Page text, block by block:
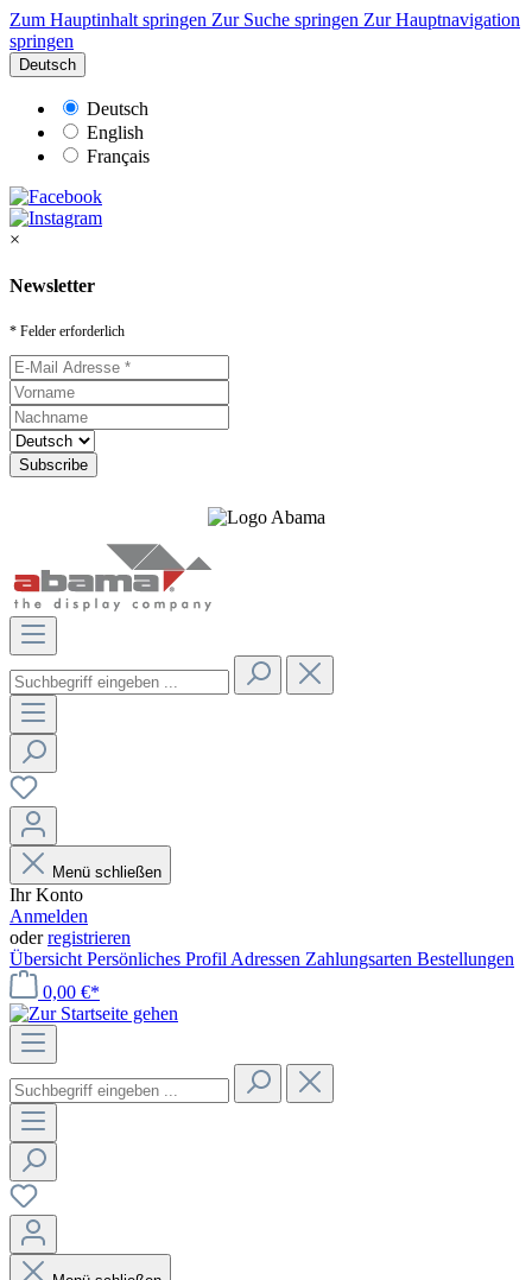
Zum Hauptinhalt springen Zur Suche springen Zur Hauptnavigation
springen
Deutsch
Deutsch
English
Français
×
Newsletter
* Felder erforderlich
Menü schließen
Ihr Konto
Anmelden
oderregistrieren
Übersicht Persönliches Profil Adressen Zahlungsarten Bestellungen
0,00 €*